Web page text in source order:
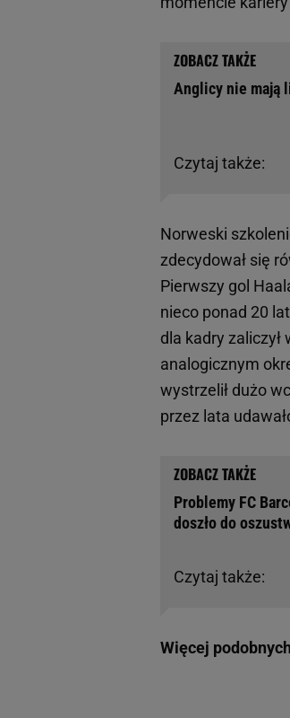
Czytaj także:
Anglicy nie mają
Norweski
zdecydował się
Pierwszy gol
nieco ponad 20
dla kadry
analogicznym
wystrzelił dużo
przez lata
Czytaj także:
Problemy FC
doszło do
Więcej